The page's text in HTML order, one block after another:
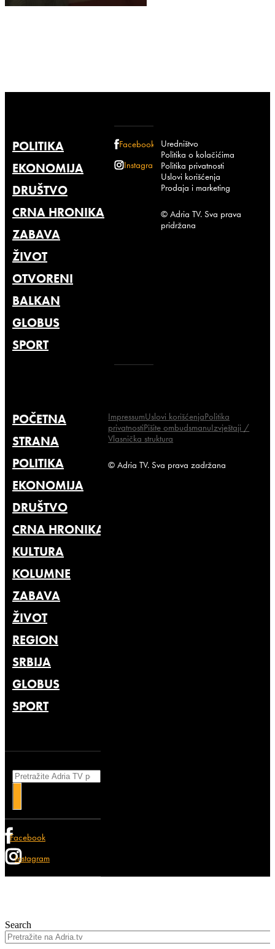
POLITIKA
EKONOMIJA
DRUŠTVO
CRNA HRONIKA
ZABAVA
ŽIVOT
OTVORENI
BALKAN
GLOBUS
SPORT
Facebook
Instagram
Uredništvo
Politika o kolačićima
Politika privatnosti
Uslovi korišćenja
Prodaja i marketing
© Adria TV. Sva prava
pridržana
POČETNA
STRANA
POLITIKA
EKONOMIJA
DRUŠTVO
CRNA HRONIKA
KULTURA
KOLUMNE
ZABAVA
ŽIVOT
REGION
SRBIJA
GLOBUS
SPORT
Facebook
Instagram
ImpressumUslovi korišćenjaPolitika
privatnostiPišite ombudsmanuIzvještaji /
Vlasnička struktura
© Adria TV. Sva prava zadržana
Search